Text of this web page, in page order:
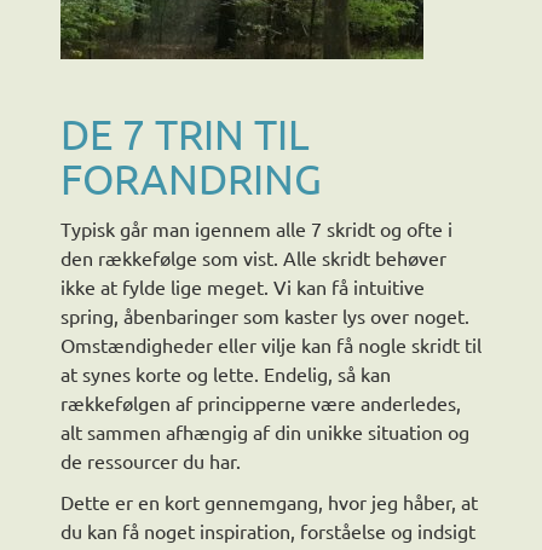
DE 7 TRIN TIL
FORANDRING
Typisk går man igennem alle 7 skridt og ofte i
den rækkefølge som vist. Alle skridt behøver
ikke at fylde lige meget. Vi kan få intuitive
spring, åbenbaringer som kaster lys over noget.
Omstændigheder eller vilje kan få nogle skridt til
at synes korte og lette. Endelig, så kan
rækkefølgen af principperne være anderledes,
alt sammen afhængig af din unikke situation og
de ressourcer du har.
Dette er en kort gennemgang, hvor jeg håber, at
du kan få noget inspiration, forståelse og indsigt